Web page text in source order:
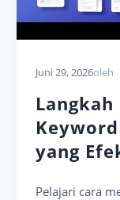
Juni 29, 2026oleh
yang
Pelajari cara